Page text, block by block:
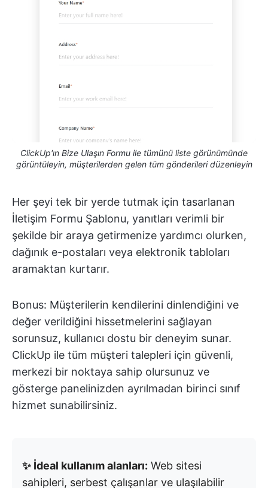
ClickUp'ın Bize Ulaşın Formu ile tümünü liste görünümünde
görüntüleyin, müşterilerden gelen tüm gönderileri düzenleyin
Her şeyi tek bir yerde tutmak için tasarlanan
İletişim Formu Şablonu, yanıtları verimli bir
şekilde bir araya getirmenize yardımcı olurken,
dağınık e-postaları veya elektronik tabloları
aramaktan kurtarır.
Bonus: Müşterilerin kendilerini dinlendiğini ve
değer verildiğini hissetmelerini sağlayan
sorunsuz, kullanıcı dostu bir deneyim sunar.
ClickUp ile tüm müşteri talepleri için güvenli,
merkezi bir noktaya sahip olursunuz ve
gösterge panelinizden ayrılmadan birinci sınıf
hizmet sunabilirsiniz.
✨ İdeal kullanım alanları: Web sitesi
sahipleri, serbest çalışanlar ve ulaşılabilir